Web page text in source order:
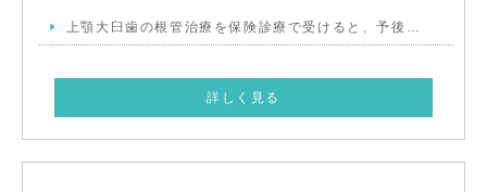
上顎大臼歯の根管治療を保険診療で受けると、予後…
詳しく見る